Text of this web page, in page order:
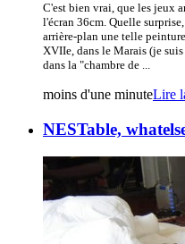
C'est bien vrai, que les jeux
l'écran 36cm. Quelle
arrière-plan une telle
XVIIe, dans le Marais (je
dans la "chambre de ...
moins d'une minuteLire
NESTable,